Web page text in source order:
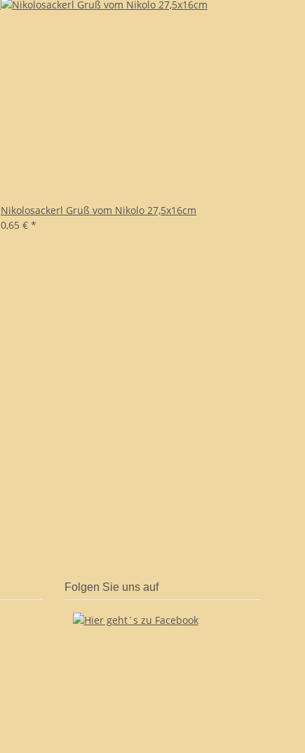
Nikolosackerl Gruß vom Nikolo 27,5x16cm
0,65 € *
Folgen Sie uns auf